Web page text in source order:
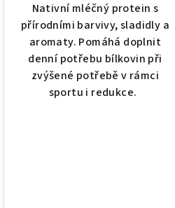
ů
Nativní mléčný protein s
přírodními barvivy, sladidly a
aromaty. Pomáhá doplnit
denní potřebu bílkovin při
zvýšené potřebě v rámci
sportu i redukce.